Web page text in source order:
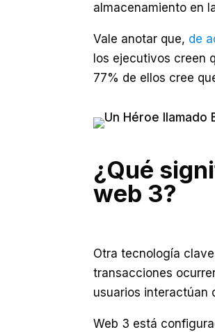
almacenamiento en
Vale anotar que, de
los ejecutivos creen
77% de ellos cree
¿Qué
web 3?
Otra tecnología
transacciones
usuarios interactúan
Web 3 está